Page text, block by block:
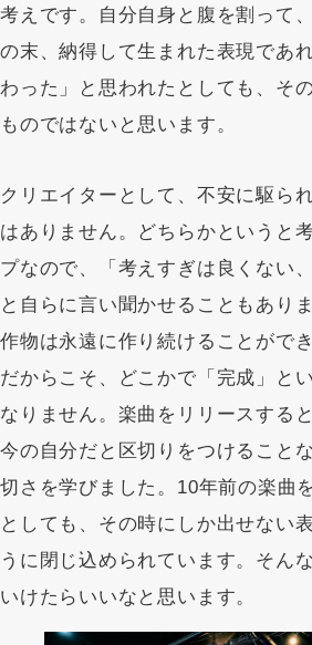
考えです。自分自身と腹を割って
の末、納得して生まれた表現であ
わった」と思われたとしても、そ
ものではないと思います。
クリエイターとして、不安に駆ら
はありません。どちらかというと
プなので、「考えすぎは良くない
と自らに言い聞かせることもあり
作物は永遠に作り続けることがで
だからこそ、どこかで「完成」と
なりません。楽曲をリリースする
今の自分だと区切りをつけること
切さを学びました。10年前の楽曲
としても、その時にしか出せない
うに閉じ込められています。そん
いけたらいいなと思います。